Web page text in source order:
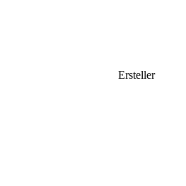
Ersteller